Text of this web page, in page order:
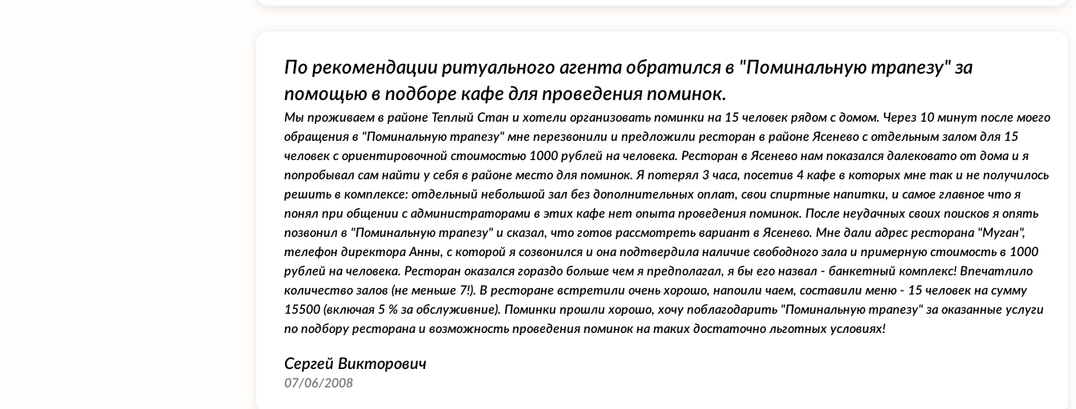
По рекомендации ритуального агента обратился в "Поминальную трапезу" за
помощью в подборе кафе для проведения поминок.
Мы проживаем в районе Теплый Стан и хотели организовать поминки на 15 человек рядом с домом. Через 10 минут после моего
обращения в "Поминальную трапезу" мне перезвонили и предложили ресторан в районе Ясенево с отдельным залом для 15
человек с ориентировочной стоимостью 1000 рублей на человека. Ресторан в Ясенево нам показался далековато от дома и я
попробывал сам найти у себя в районе место для поминок. Я потерял 3 часа, посетив 4 кафе в которых мне так и не получилось
решить в комплексе: отдельный небольшой зал без дополнительных оплат, свои спиртные напитки, и самое главное что я
понял при общении с администраторами в этих кафе нет опыта проведения поминок. После неудачных своих поисков я опять
позвонил в "Поминальную трапезу" и сказал, что готов рассмотреть вариант в Ясенево. Мне дали адрес ресторана "Муган",
телефон директора Анны, с которой я созвонился и она подтвердила наличие свободного зала и примерную стоимость в 1000
рублей на человека. Ресторан оказался гораздо больше чем я предполагал, я бы его назвал - банкетный комплекс! Впечатлило
количество залов (не меньше 7!). В ресторане встретили очень хорошо, напоили чаем, составили меню - 15 человек на сумму
15500 (включая 5 % за обслуживние). Поминки прошли хорошо, хочу поблагодарить "Поминальную трапезу" за оказанные услуги
по подбору ресторана и возможность проведения поминок на таких достаточно льготных условиях!
Сергей Викторович
07/06/2008